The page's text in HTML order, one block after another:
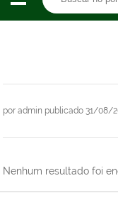
por admin publicado 31/08/
Nenhum resultado foi